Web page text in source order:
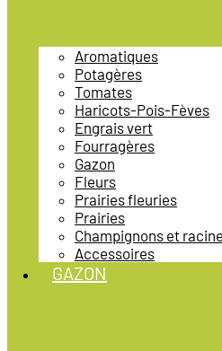
Aromatiques
Potagères
Tomates
Haricots-Pois-Fèves
Engrais vert
Fourragères
Gazon
Fleurs
Prairies fleuries
Prairies
Champignons et
Accessoires
GAZON